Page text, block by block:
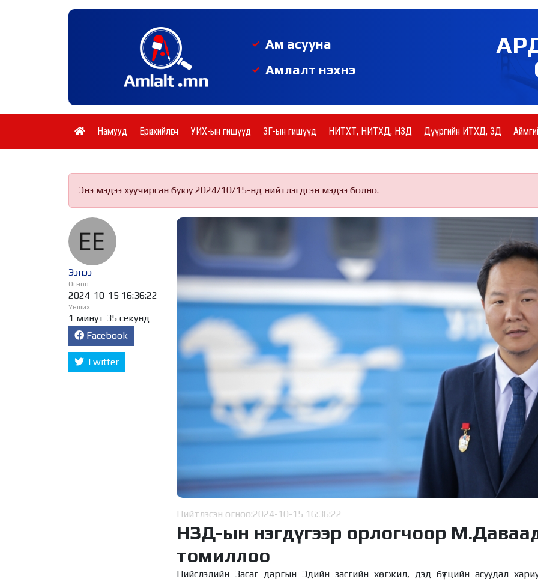
Ам асууна
Амлалт нэхнэ
Намууд Ерөнхийлөгч УИХ-ын гишүүд ЗГ-ын гишүүд НИТХТ, НИТХД, НЗД Дүүргийн ИТХД, ЗД
Энэ мэдээ хуучирсан буюу 2024/10/15-нд нийтлэгдсэн мэдээ болно.
Ээнээ
Огноо
2024-10-15 16:36:22
Унших
1 минут 35 секунд
Facebook
Twitter
Нийтлэсэн огноо:2024-10-15 16:36:22
НЗД-ын нэгдүгээр орлогчоор
томиллоо
Нийслэлийн Засаг даргын Эдийн засгийн хөгжил, дэд бүтцийн асуудал